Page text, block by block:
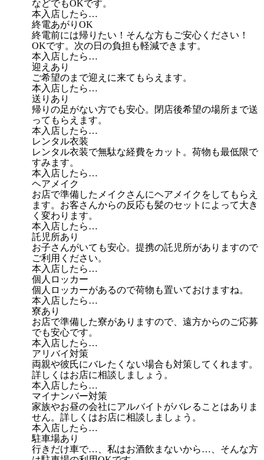
などでもOKです。
本入店したら…
終電あがりOK
終電前には帰りたい！そんな方もご安心ください！
OKです。次の日の負担も軽減できます。
本入店したら…
迎えあり
ご希望のまで迎えに来てもらえます。
本入店したら…
送りあり
帰りの足がない方でも安心。閉店後希望の場所まで送
ってもらえます。
本入店したら…
レンタル衣装
レンタル衣装で無駄な経費をカット。荷物も最低限で
すみます。
本入店したら…
ヘアメイク
お店で準備したメイクさんにヘアメイクをしてもらえ
ます。お客さんからの反応も髪のセットによって大き
く変わります。
本入店したら…
託児所あり
お子さんがいても安心。提携の託児所がありますので
ご利用ください。
本入店したら…
個人ロッカー
個人ロッカーがあるので荷物も置いておけますね。
本入店したら…
寮あり
お店で準備した寮がありますので、遠方からのご応募
でも安心です。
本入店したら…
アリバイ対策
両親や彼氏にバレたくない場合も対策してくれます。
詳しくはお店に相談しましょう。
本入店したら…
マイナンバー対策
家族やお昼の会社にアルバイトがバレることはありま
せん。詳しくはお店に相談しましょう。
本入店したら…
駐車場あり
行きだけ車で…、私はお酒飲まないから…、そんな方